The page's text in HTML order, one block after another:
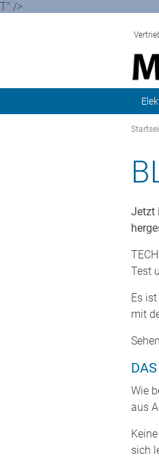
T" />
Jetzt
Test
Es
mit
Wie
aus
sich